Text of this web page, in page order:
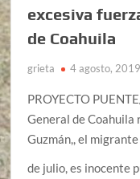
excesiva
de Coahuila
grieta 4 agosto, 2019
PROYECTO
General de Coahuila
Guzmán,, el
de julio, es inocente